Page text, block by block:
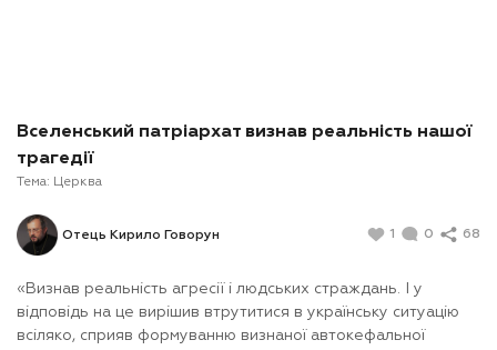
Вселенський патріархат визнав реальність нашої
трагедії
Тема: Церква
Отець Кирило Говорун 1 0 68
«Визнав реальність агресії і людських страждань. І у
відповідь на це вирішив втрутитися в українську ситуацію
всіляко, сприяв формуванню визнаної автокефальної